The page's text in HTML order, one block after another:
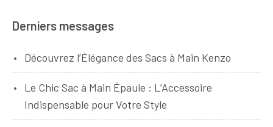
Derniers messages
Découvrez l’Élégance des Sacs à Main Kenzo
Le Chic Sac à Main Épaule : L’Accessoire
Indispensable pour Votre Style